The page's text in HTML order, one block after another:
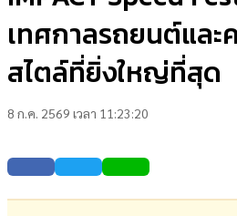
เทศกาลรถยนต์แล
สไตล์ที่ยิ่งใหญ่ที่สุด
8 ก.ค. 2569 เวลา 11:23:20
บันเทิง
ตรวจ
หวย